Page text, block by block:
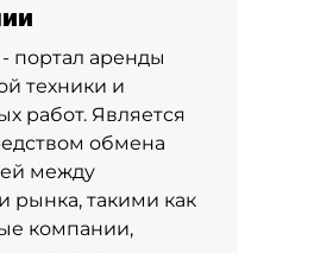
портал аренды
техники и
работ. Является
обмена
между
рынка, такими как
компании,